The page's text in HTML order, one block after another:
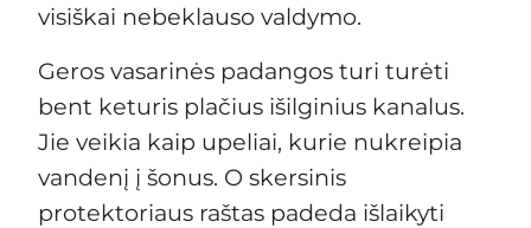
visiškai nebeklauso valdymo.
Geros vasarinės padangos turi turėti
bent keturis plačius išilginius kanalus.
Jie veikia kaip upeliai, kurie nukreipia
vandenį į šonus. O skersinis
protektoriaus raštas padeda išlaikyti